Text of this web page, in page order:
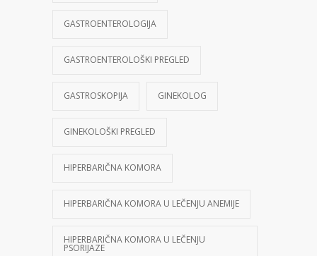
GASTROENTEROLOGIJA
GASTROENTEROLOŠKI PREGLED
GASTROSKOPIJA GINEKOLOG
GINEKOLOŠKI PREGLED
HIPERBARIČNA KOMORA
HIPERBARIČNA KOMORA U LEČENJU ANEMIJE
HIPERBARIČNA KOMORA U LEČENJU
PSORIJAZE